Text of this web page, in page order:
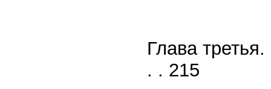
Глава
. . 215